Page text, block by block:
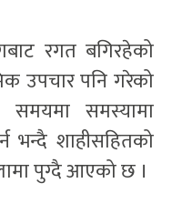
रगत बगिरहेको
उपचार पनि गरेको
समयमा समस्यामा
भन्दै शाहीसहितको
पुग्दै आएको छ ।